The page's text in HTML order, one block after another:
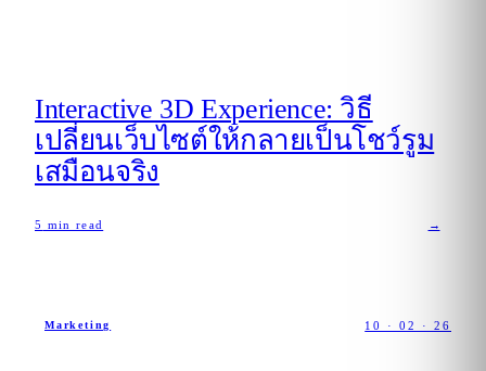
Interactive 3D Experience: วิธี
เปลี่ยนเว็บไซต์ให้กลายเป็นโชว์รูม
เสมือนจริง
5 min read →
Marketing 10 · 02 · 26